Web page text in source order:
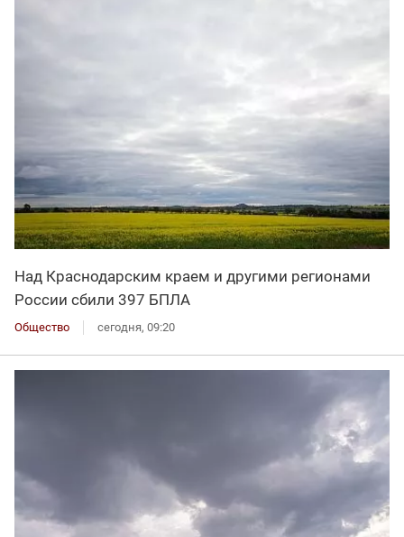
Над Краснодарским краем и другими регионами
России сбили 397 БПЛА
Общество сегодня, 09:20